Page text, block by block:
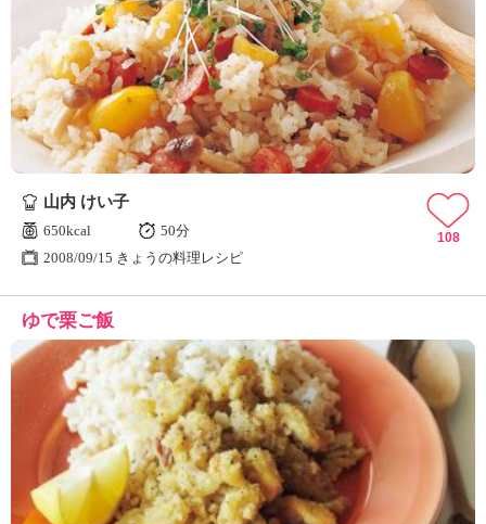
山内 けい子
650kcal
50分
2008/09/15 きょうの料理レシピ
108
ゆで栗ご飯